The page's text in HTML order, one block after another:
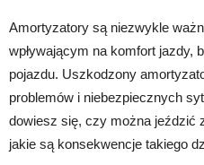
Amortyzatory są niezwykle
wpływającym na komfort jazdy,
pojazdu. Uszkodzony
problemów i niebezpiecznych
dowiesz się, czy można jeździć
jakie są konsekwencje takiego